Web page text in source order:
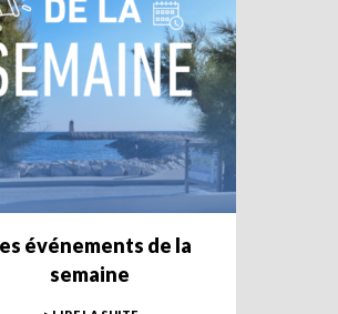
événements de la
semaine